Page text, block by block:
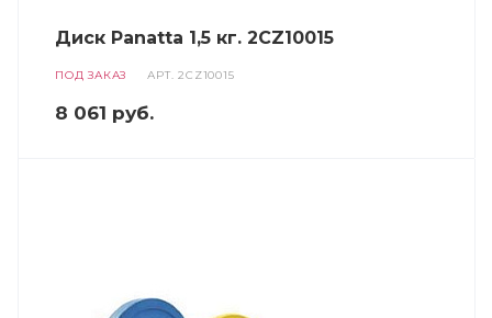
Диск Panatta 1,5 кг. 2CZ10015
ПОД ЗАКАЗ АРТ.2CZ10015
8 061 руб.